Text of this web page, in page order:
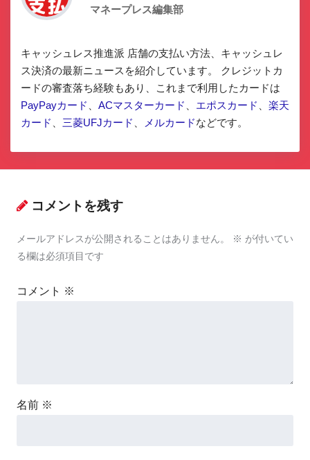
マネープレス編集部
キャッシュレス推進派 店舗の支払い方法、キャッシュレ
ス決済の最新ニュースを紹介しています。 クレジットカ
ードの審査落ち経験もあり、これまで利用したカードは
PayPayカード
ACマスターカード エポスカード
楽天
カード
三菱UFJカード メルカードなどです。
コメントを残す
メールアドレスが公開されることはありません。 ※ が付いてい
る欄は必須項目です
コメント ※
名前 ※